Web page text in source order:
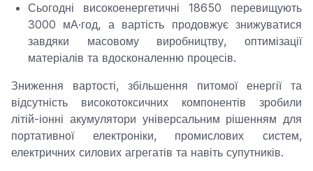
Сьогодні високоенергетичні 18650 перевищують
3000 мА·год, а вартість продовжує знижуватися
завдяки масовому виробництву, оптимізації
матеріалів та вдосконаленню процесів.
Зниження вартості, збільшення питомої енергії та
відсутність високотоксичних компонентів зробили
літій-іонні акумулятори універсальним рішенням для
портативної електроніки, промислових систем,
електричних силових агрегатів та навіть супутників.